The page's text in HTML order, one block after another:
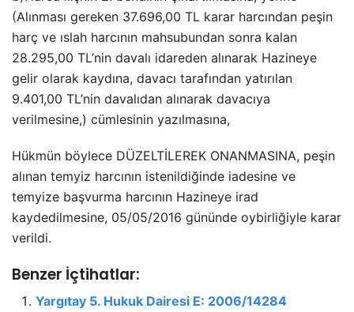
(Alınması gereken 37.696,00 TL karar harcından peşin
harç ve ıslah harcının mahsubundan sonra kalan
28.295,00 TL’nin davalı idareden alınarak Hazineye
gelir olarak kaydına, davacı tarafından yatırılan
9.401,00 TL’nin davalıdan alınarak davacıya
verilmesine,) cümlesinin yazılmasına,
Hükmün böylece DÜZELTİLEREK ONANMASINA, peşin
alınan temyiz harcının istenildiğinde iadesine ve
temyize başvurma harcının Hazineye irad
kaydedilmesine, 05/05/2016 gününde oybirliğiyle karar
verildi.
Benzer İçtihatlar:
Yargıtay 5. Hukuk Dairesi E: 2006/14284